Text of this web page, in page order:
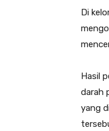
Di
Hasil
darah
yang